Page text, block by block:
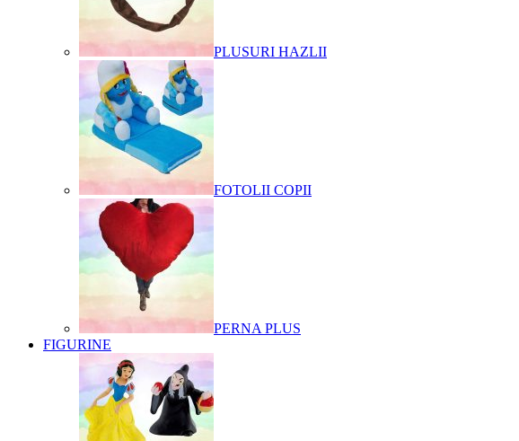
PLUSURI HAZLII
FOTOLII COPII
PERNA PLUS
FIGURINE